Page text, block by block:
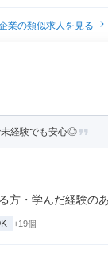
業の類似求人を見る
未経験でも安心◎
・学んだ経験のあ
+19個